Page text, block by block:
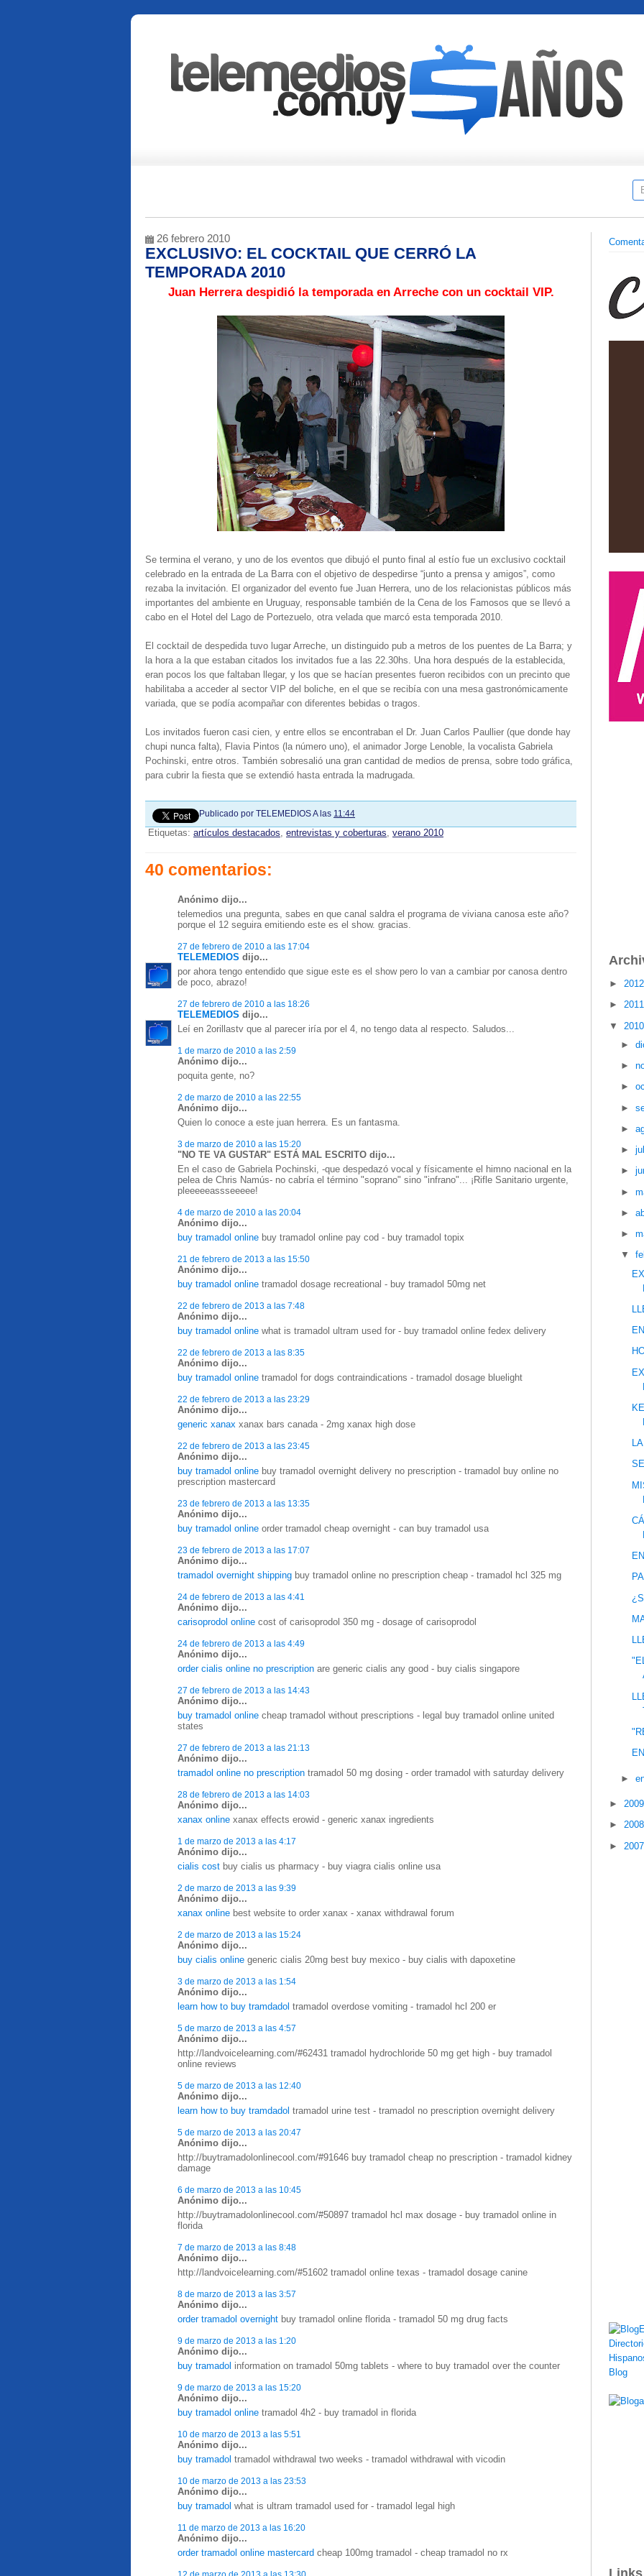
26 febrero 2010
EXCLUSIVO: EL COCKTAIL QUE CERRÓ LA
TEMPORADA 2010
Juan Herreradespidió la temporada en Arreche con un cocktail VIP.
Se termina el verano, y uno de los eventos que dibujó el punto final al estío fue un exclusivo cocktail
celebrado en la entrada de La Barra con el objetivo de despedirse “junto a prensa y amigos”, como
rezaba la invitación. El organizador del evento fue Juan Herrera, uno de los relacionistas públicos más
importantes del ambiente en Uruguay, responsable también de la Cena de los Famosos que se llevó a
cabo en el Hotel del Lago de Portezuelo, otra velada que marcó esta temporada 2010.
El cocktail de despedida tuvo lugar Arreche, un distinguido pub a metros de los puentes de La Barra; y
la hora a la que estaban citados los invitados fue a las 22.30hs. Una hora después de la establecida,
eran pocos los que faltaban llegar, y los que se hacían presentes fueron recibidos con un precinto que
habilitaba a acceder al sector VIP del boliche, en el que se recibía con una mesa gastronómicamente
variada, que se podía acompañar con diferentes bebidas o tragos.
Los invitados fueron casi cien, y entre ellos se encontraban el Dr. Juan Carlos Paullier (que donde hay
chupi nunca falta), Flavia Pintos (la número uno), el animador Jorge Lenoble, la vocalista Gabriela
Pochinski, entre otros. También sobresalió una gran cantidad de medios de prensa, sobre todo gráfica,
para cubrir la fiesta que se extendió hasta entrada la madrugada.
Publicado por TELEMEDIOSA las 11:44
Etiquetas: artículos destacados, entrevistas y coberturas, verano 2010
40 comentarios:
Anónimo dijo...
telemedios una pregunta, sabes en que canal saldra el programa de viviana canosa este año?
porque el 12 seguira emitiendo este es el show. gracias.
27 de febrero de 2010 a las 17:04
TELEMEDIOS dijo...
por ahora tengo entendido que sigue este es el show pero lo van a cambiar por canosa dentro
de poco, abrazo!
27 de febrero de 2010 a las 18:26
TELEMEDIOS dijo...
Leí en 2orillastv que al parecer iría por el 4, no tengo data al respecto. Saludos...
1 de marzo de 2010 a las 2:59
Anónimo dijo...
poquita gente, no?
2 de marzo de 2010 a las 22:55
Anónimo dijo...
Quien lo conoce a este juan herrera. Es un fantasma.
3 de marzo de 2010 a las 15:20
"NO TE VA GUSTAR" ESTÁ MAL ESCRITO dijo...
En el caso de Gabriela Pochinski, -que despedazó vocal y físicamente el himno nacional en la
pelea de Chris Namús- no cabría el término "soprano" sino "infrano"... ¡Rifle Sanitario urgente,
pleeeeeassseeeee!
4 de marzo de 2010 a las 20:04
Anónimo dijo...
buy tramadol online buy tramadol online pay cod - buy tramadol topix
21 de febrero de 2013 a las 15:50
Anónimo dijo...
buy tramadol online tramadol dosage recreational - buy tramadol 50mg net
22 de febrero de 2013 a las 7:48
Anónimo dijo...
buy tramadol online what is tramadol ultram used for - buy tramadol online fedex delivery
22 de febrero de 2013 a las 8:35
Anónimo dijo...
buy tramadol online tramadol for dogs contraindications - tramadol dosage bluelight
22 de febrero de 2013 a las 23:29
Anónimo dijo...
generic xanax xanax bars canada - 2mg xanax high dose
22 de febrero de 2013 a las 23:45
Anónimo dijo...
buy tramadol online buy tramadol overnight delivery no prescription - tramadol buy online no
prescription mastercard
23 de febrero de 2013 a las 13:35
Anónimo dijo...
buy tramadol online order tramadol cheap overnight - can buy tramadol usa
23 de febrero de 2013 a las 17:07
Anónimo dijo...
tramadol overnight shipping buy tramadol online no prescription cheap - tramadol hcl 325 mg
24 de febrero de 2013 a las 4:41
Anónimo dijo...
carisoprodol online cost of carisoprodol 350 mg - dosage of carisoprodol
24 de febrero de 2013 a las 4:49
Anónimo dijo...
order cialis online no prescription are generic cialis any good - buy cialis singapore
27 de febrero de 2013 a las 14:43
Anónimo dijo...
buy tramadol online cheap tramadol without prescriptions - legal buy tramadol online united
states
27 de febrero de 2013 a las 21:13
Anónimo dijo...
tramadol online no prescription tramadol 50 mg dosing - order tramadol with saturday delivery
28 de febrero de 2013 a las 14:03
Anónimo dijo...
xanax online xanax effects erowid - generic xanax ingredients
1 de marzo de 2013 a las 4:17
Anónimo dijo...
cialis cost buy cialis us pharmacy - buy viagra cialis online usa
2 de marzo de 2013 a las 9:39
Anónimo dijo...
xanax online best website to order xanax - xanax withdrawal forum
2 de marzo de 2013 a las 15:24
Anónimo dijo...
buy cialis online generic cialis 20mg best buy mexico - buy cialis with dapoxetine
3 de marzo de 2013 a las 1:54
Anónimo dijo...
learn how to buy tramdadol tramadol overdose vomiting - tramadol hcl 200 er
5 de marzo de 2013 a las 4:57
Anónimo dijo...
http://landvoicelearning.com/#62431 tramadol hydrochloride 50 mg get high - buy tramadol
online reviews
5 de marzo de 2013 a las 12:40
Anónimo dijo...
learn how to buy tramdadol tramadol urine test - tramadol no prescription overnight delivery
5 de marzo de 2013 a las 20:47
Anónimo dijo...
http://buytramadolonlinecool.com/#91646 buy tramadol cheap no prescription - tramadol kidney
damage
6 de marzo de 2013 a las 10:45
Anónimo dijo...
http://buytramadolonlinecool.com/#50897 tramadol hcl max dosage - buy tramadol online in
florida
7 de marzo de 2013 a las 8:48
Anónimo dijo...
http://landvoicelearning.com/#51602 tramadol online texas - tramadol dosage canine
8 de marzo de 2013 a las 3:57
Anónimo dijo...
order tramadol overnight buy tramadol online florida - tramadol 50 mg drug facts
9 de marzo de 2013 a las 1:20
Anónimo dijo...
buy tramadol information on tramadol 50mg tablets - where to buy tramadol over the counter
9 de marzo de 2013 a las 15:20
Anónimo dijo...
buy tramadol online tramadol 4h2 - buy tramadol in florida
10 de marzo de 2013 a las 5:51
Anónimo dijo...
buy tramadol tramadol withdrawal two weeks - tramadol withdrawal with vicodin
10 de marzo de 2013 a las 23:53
Anónimo dijo...
buy tramadol what is ultram tramadol used for - tramadol legal high
11 de marzo de 2013 a las 16:20
Anónimo dijo...
order tramadol online mastercard cheap 100mg tramadol - cheap tramadol no rx
►
►
▼
►
►
►
►
►
►
►
►
►
►
▼
►
►
►
►
Links